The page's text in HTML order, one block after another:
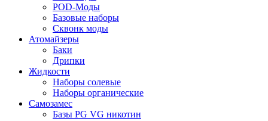
POD-Моды
Базовые наборы
Сквонк моды
Атомайзеры
Баки
Дрипки
Жидкости
Наборы солевые
Наборы органические
Самозамес
Базы PG VG никотин